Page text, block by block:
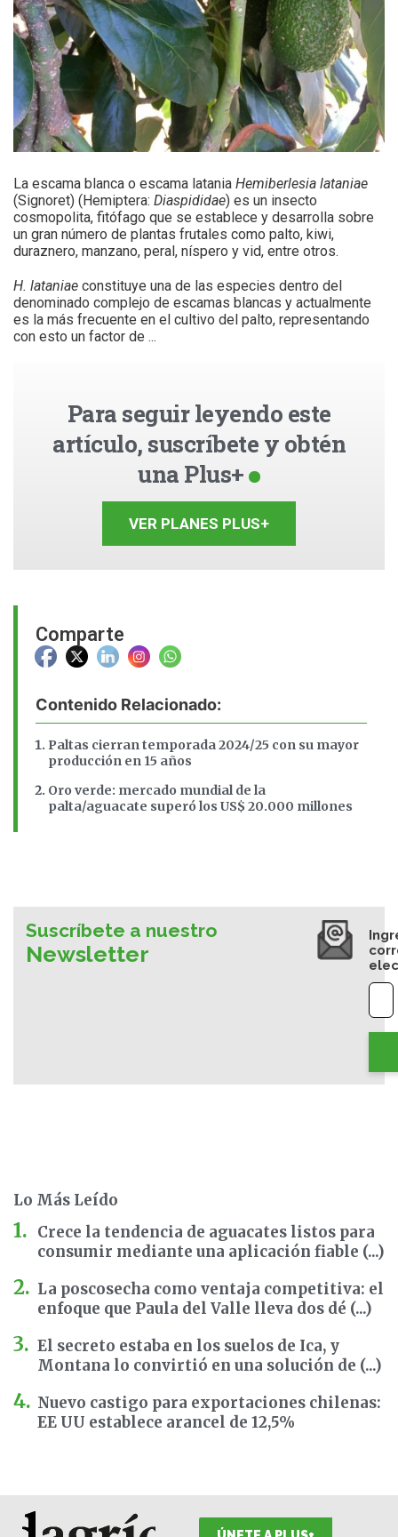
Comparte
Contenido Relacionado:
Paltas cierran temporada 2024/25 con su mayor
producción en 15 años
Oro verde: mercado mundial de la
palta/aguacate superó los US$ 20.000 millones
La escama blanca o escama latania Hemiberlesia lataniae
(Signoret) (Hemiptera: Diaspididae) es un insecto
cosmopolita, fitófago que se establece y desarrolla sobre
un gran número de plantas frutales como palto, kiwi,
duraznero, manzano, peral, níspero y vid, entre otros.
H. lataniae constituye una de las especies dentro del
denominado complejo de escamas blancas y actualmente
es la más frecuente en el cultivo del palto, representando
con esto un factor de ...
Para seguir leyendo este
artículo, suscríbete y obtén
una Plus+
VER PLANES PLUS+
Suscríbete a nuestro
Newsletter
Lo Más Leído
Crece la tendencia de aguacates listos para
consumir mediante una aplicación fiable (...)
La poscosecha como ventaja competitiva: el
enfoque que Paula del Valle lleva dos dé (...)
El secreto estaba en los suelos de Ica, y
Montana lo convirtió en una solución de (...)
Nuevo castigo para exportaciones chilenas:
EE UU establece arancel de 12,5%